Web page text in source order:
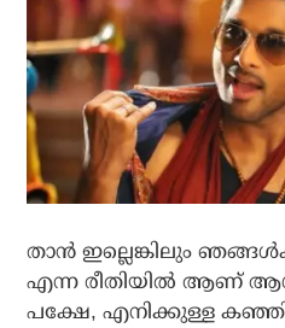
താന്‍ ഇല്ലെങ്കിലും
എന്ന രീതിയില്‍ ആണ് ആള്‍
പക്ഷേ, എനിക്കുള്ള കഞ്ഞി